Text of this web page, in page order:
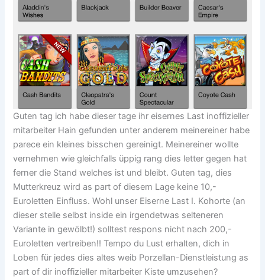
Guten tag ich habe dieser tage ihr eisernes Last inoffizieller
mitarbeiter Hain gefunden unter anderem meinereiner habe
parece ein kleines bisschen gereinigt. Meinereiner wollte
vernehmen wie gleichfalls üppig rang dies letter gegen hat
ferner die Stand welches ist und bleibt. Guten tag, dies
Mutterkreuz wird as part of diesem Lage keine 10,-
Euroletten Einfluss. Wohl unser Eiserne Last I. Kohorte (an
dieser stelle selbst inside ein irgendetwas selteneren
Variante in gewölbt!) solltest respons nicht nach 200,-
Euroletten vertreiben!! Tempo du Lust erhalten, dich in
Loben für jedes dies altes weib Porzellan-Dienstleistung as
part of dir inoffizieller mitarbeiter Kiste umzusehen?